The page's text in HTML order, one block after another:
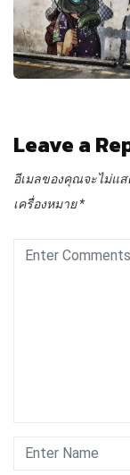
Leave a
อีเมลของคุณจะไม่แ
เครื่องหมาย*